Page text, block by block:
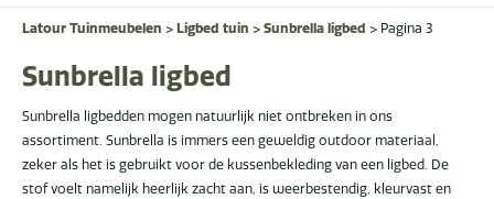
Latour Tuinmeubelen > Ligbed tuin > Sunbrella ligbed > Pagina 3
Sunbrella ligbed
Sunbrella ligbedden mogen natuurlijk niet ontbreken in ons
assortiment. Sunbrella is immers een geweldig outdoor materiaal,
zeker als het is gebruikt voor de kussenbekleding van een ligbed. De
stof voelt namelijk heerlijk zacht aan, is weerbestendig, kleurvast en